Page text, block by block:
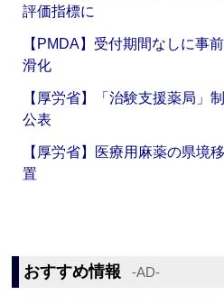
評価指標に
【PMDA】受付期間なしに事
滑化
【厚労省】「治験支援薬局」
公表
【厚労省】医療用麻薬の県境
置
おすすめ情報 ‐AD‐